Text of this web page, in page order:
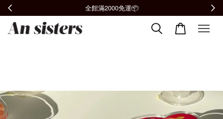
全館滿2000免運📦